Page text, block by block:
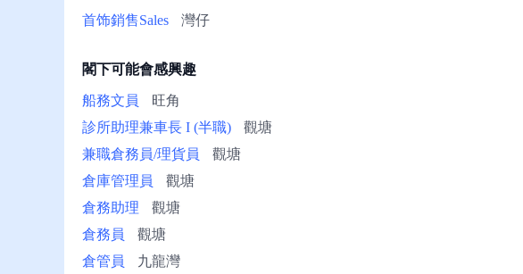
首饰銷售Sales 灣仔
閣下可能會感興趣
船務文員
旺角
診所助理兼車長 I (半職)
觀塘
兼職倉務員/理貨員
觀塘
倉庫管理員
觀塘
倉務助理
觀塘
倉務員
觀塘
倉管員
九龍灣